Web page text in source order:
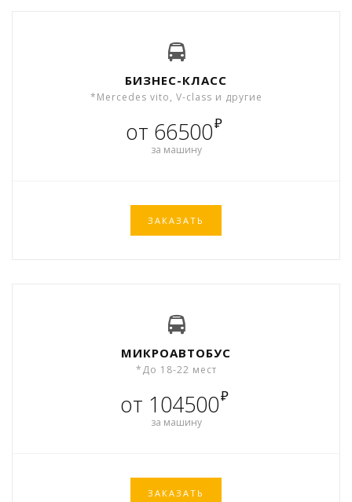
БИЗНЕС-КЛАСС
*Mercedes vito, V-class и другие
от 66500₽
за машину
ЗАКАЗАТЬ
МИКРОАВТОБУС
*До 18-22 мест
от 104500₽
за машину
ЗАКАЗАТЬ